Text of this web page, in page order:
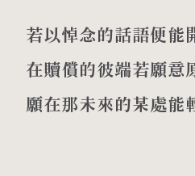
若以悼念的話語便能
在贖償的彼端若願意
願在那未來的某處能